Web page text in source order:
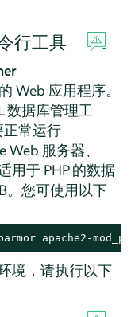
行工具
Web 应用程序。
数据库管理工
正常运行
服务器、
用于 PHP 的数据
。您可使用以下
apache2-
境，请执行以下